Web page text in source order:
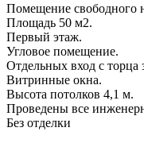
Помещение свободного
Площадь 50 м2.
Первый этаж.
Угловое помещение.
Отдельных вход с торца
Витринные окна.
Высота потолков 4,1 м.
Проведены все
Без отделки